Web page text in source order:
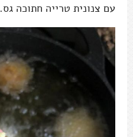
עם צנונית טרייה חתוכה גס.